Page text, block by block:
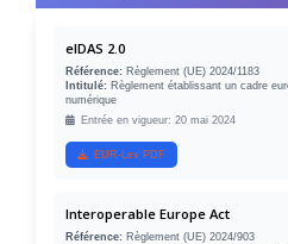
eIDAS 2.0
Référence: Règlement (UE) 2024/1183
Intitulé: Règlement établissant un cadre
numérique
Entrée en vigueur: 20 mai 2024
EUR-Lex PDF
Interoperable Europe Act
Référence: Règlement (UE) 2024/903